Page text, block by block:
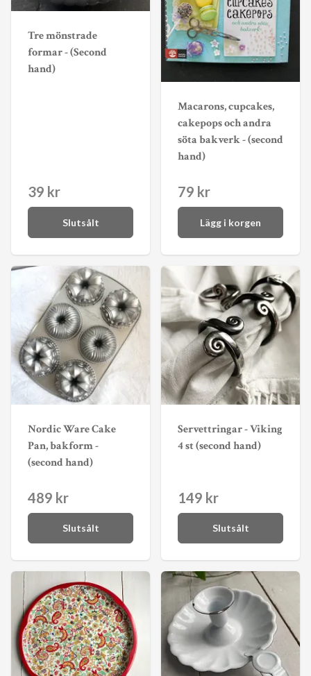
Tre mönstrade
formar - (Second
hand)
39 kr
Slutsålt
Macarons, cupcakes,
cakepops och andra
söta bakverk - (second
hand)
79 kr
Lägg i korgen
Nordic Ware Cake
Pan, bakform -
(second hand)
489 kr
Slutsålt
Servettringar - Viking
4 st (second hand)
149 kr
Slutsålt